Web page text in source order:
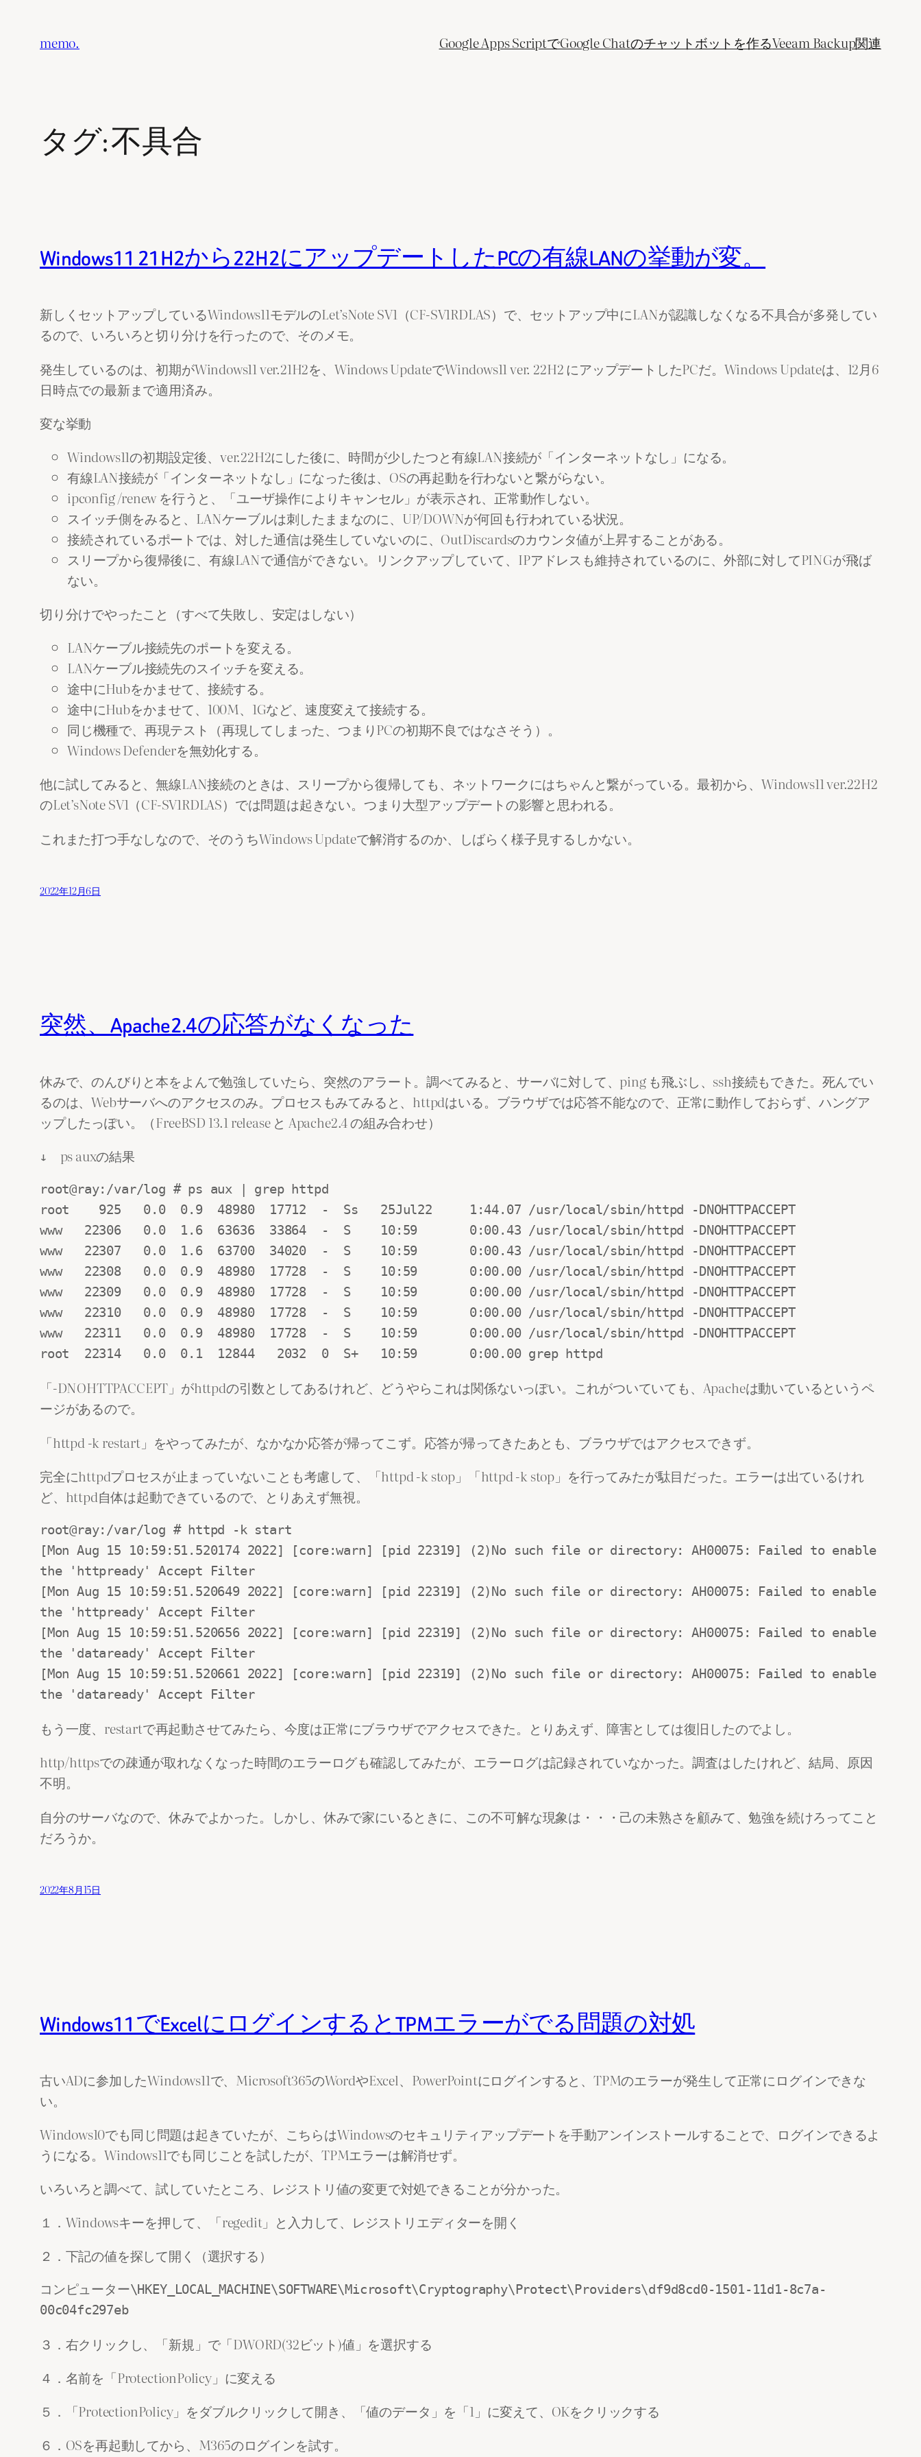
memo. Google Apps ScriptでGoogle Chatのチャットボットを作るVeeam Backup関連
タグ:不具合
Windows11 21H2から22H2にアップデートしたPCの有線LANの挙動が変。
新しくセットアップしているWindows11モデルのLet’sNote SV1（CF-SV1RDLAS）で、セットアップ中にLANが認識しなくなる不具合が多発してい
るので、いろいろと切り分けを行ったので、そのメモ。
発生しているのは、初期がWindows11 ver.21H2を、Windows UpdateでWindows11 ver. 22H2 にアップデートしたPCだ。Windows Updateは、12月6
日時点での最新まで適用済み。
変な挙動
Windows11の初期設定後、ver.22H2にした後に、時間が少したつと有線LAN接続が「インターネットなし」になる。
有線LAN接続が「インターネットなし」になった後は、OSの再起動を行わないと繋がらない。
ipconfig /renew を行うと、「ユーザ操作によりキャンセル」が表示され、正常動作しない。
スイッチ側をみると、LANケーブルは刺したままなのに、UP/DOWNが何回も行われている状況。
接続されているポートでは、対した通信は発生していないのに、OutDiscardsのカウンタ値が上昇することがある。
スリープから復帰後に、有線LANで通信ができない。リンクアップしていて、IPアドレスも維持されているのに、外部に対してPINGが飛ば
ない。
切り分けでやったこと（すべて失敗し、安定はしない）
LANケーブル接続先のポートを変える。
LANケーブル接続先のスイッチを変える。
途中にHubをかませて、接続する。
途中にHubをかませて、100M、1Gなど、速度変えて接続する。
同じ機種で、再現テスト（再現してしまった、つまりPCの初期不良ではなさそう）。
Windows Defenderを無効化する。
他に試してみると、無線LAN接続のときは、スリープから復帰しても、ネットワークにはちゃんと繋がっている。最初から、Windows11 ver.22H2
のLet’sNote SV1（CF-SV1RDLAS）では問題は起きない。つまり大型アップデートの影響と思われる。
これまた打つ手なしなので、そのうちWindows Updateで解消するのか、しばらく様子見するしかない。
2022年12月6日
突然、Apache2.4の応答がなくなった
休みで、のんびりと本をよんで勉強していたら、突然のアラート。調べてみると、サーバに対して、ping も飛ぶし、ssh接続もできた。死んでい
るのは、Webサーバへのアクセスのみ。プロセスもみてみると、httpdはいる。ブラウザでは応答不能なので、正常に動作しておらず、ハングア
ップしたっぽい。（FreeBSD 13.1 release と Apache2.4 の組み合わせ）
↓ ps auxの結果
root@ray:/var/log # ps aux | grep httpd
root    925   0.0  0.9  48980  17712  -  Ss   25Jul22     1:44.07 /usr/local/sbin/httpd -DNOHTTPACCEPT
www   22306   0.0  1.6  63636  33864  -  S    10:59       0:00.43 /usr/local/sbin/httpd -DNOHTTPACCEPT
www   22307   0.0  1.6  63700  34020  -  S    10:59       0:00.43 /usr/local/sbin/httpd -DNOHTTPACCEPT
www   22308   0.0  0.9  48980  17728  -  S    10:59       0:00.00 /usr/local/sbin/httpd -DNOHTTPACCEPT
www   22309   0.0  0.9  48980  17728  -  S    10:59       0:00.00 /usr/local/sbin/httpd -DNOHTTPACCEPT
www   22310   0.0  0.9  48980  17728  -  S    10:59       0:00.00 /usr/local/sbin/httpd -DNOHTTPACCEPT
www   22311   0.0  0.9  48980  17728  -  S    10:59       0:00.00 /usr/local/sbin/httpd -DNOHTTPACCEPT
root  22314   0.0  0.1  12844   2032  0  S+   10:59       0:00.00 grep httpd
「-DNOHTTPACCEPT」がhttpdの引数としてあるけれど、どうやらこれは関係ないっぽい。これがついていても、Apacheは動いているというペ
ージがあるので。
「httpd -k restart」をやってみたが、なかなか応答が帰ってこず。応答が帰ってきたあとも、ブラウザではアクセスできず。
完全にhttpdプロセスが止まっていないことも考慮して、「httpd -k stop」「httpd -k stop」を行ってみたが駄目だった。エラーは出ているけれ
ど、httpd自体は起動できているので、とりあえず無視。
root@ray:/var/log # httpd -k start
[Mon Aug 15 10:59:51.520174 2022] [core:warn] [pid 22319] (2)No such file or directory: AH00075: Failed to enable
the 'httpready' Accept Filter
[Mon Aug 15 10:59:51.520649 2022] [core:warn] [pid 22319] (2)No such file or directory: AH00075: Failed to enable
the 'httpready' Accept Filter
[Mon Aug 15 10:59:51.520656 2022] [core:warn] [pid 22319] (2)No such file or directory: AH00075: Failed to enable
the 'dataready' Accept Filter
[Mon Aug 15 10:59:51.520661 2022] [core:warn] [pid 22319] (2)No such file or directory: AH00075: Failed to enable
the 'dataready' Accept Filter
もう一度、restartで再起動させてみたら、今度は正常にブラウザでアクセスできた。とりあえず、障害としては復旧したのでよし。
http/httpsでの疎通が取れなくなった時間のエラーログも確認してみたが、エラーログは記録されていなかった。調査はしたけれど、結局、原因
不明。
自分のサーバなので、休みでよかった。しかし、休みで家にいるときに、この不可解な現象は・・・己の未熟さを顧みて、勉強を続けろってこと
だろうか。
2022年8月15日
Windows11でExcelにログインするとTPMエラーがでる問題の対処
古いADに参加したWindows11で、Microsoft365のWordやExcel、PowerPointにログインすると、TPMのエラーが発生して正常にログインできな
い。
Windows10でも同じ問題は起きていたが、こちらはWindowsのセキュリティアップデートを手動アンインストールすることで、ログインできるよ
うになる。Windows11でも同じことを試したが、TPMエラーは解消せず。
いろいろと調べて、試していたところ、レジストリ値の変更で対処できることが分かった。
１．Windowsキーを押して、「regedit」と入力して、レジストリエディターを開く
２．下記の値を探して開く（選択する）
コンピューター\HKEY_LOCAL_MACHINE\SOFTWARE\Microsoft\Cryptography\Protect\Providers\df9d8cd0-1501-11d1-8c7a-
00c04fc297eb
３．右クリックし、「新規」で「DWORD(32ビット)値」を選択する
４．名前を「ProtectionPolicy」に変える
５．「ProtectionPolicy」をダブルクリックして開き、「値のデータ」を「1」に変えて、OKをクリックする
６．OSを再起動してから、M365のログインを試す。